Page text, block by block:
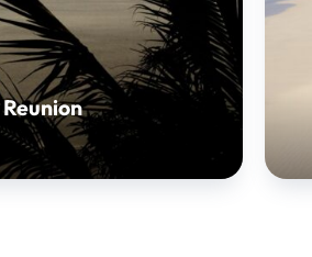
Reunion